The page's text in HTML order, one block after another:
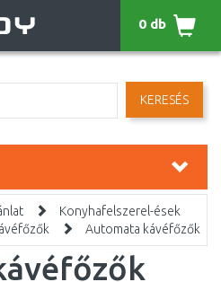
KERESÉS
0 db
Konyhafelszerel-ések
Automata kávéfőzők